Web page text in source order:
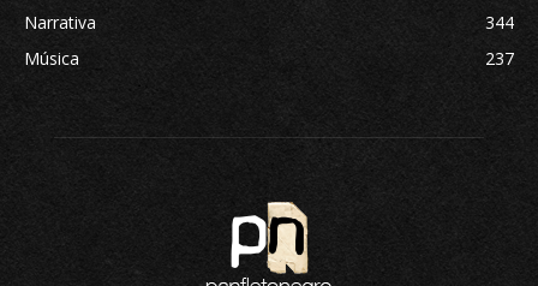
Narrativa
344
Música
237